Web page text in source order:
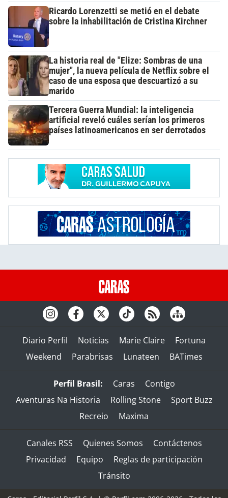
Ricardo Lorenzetti se metió en el debate
sobre la inhabilitación de Cristina Kirchner
La historia real de "Elize: Sombras de una
mujer", la nueva película de Netflix sobre el
caso de una esposa que descuartizó a su
marido
Tercera Guerra Mundial: la inteligencia
artificial reveló cuáles serían los primeros
países latinoamericanos en ser derrotados
Diario Perfil Noticias Marie Claire
Fortuna
Weekend
Parabrisas Lunateen BATimes
Perfil Brasil: Caras
Contigo
Aventuras Na Historia
Rolling Stone
Sport Buzz
Recreio
Maxima
Canales RSS Quienes Somos
Contáctenos
Privacidad
Equipo
Reglas de participación
Tránsito